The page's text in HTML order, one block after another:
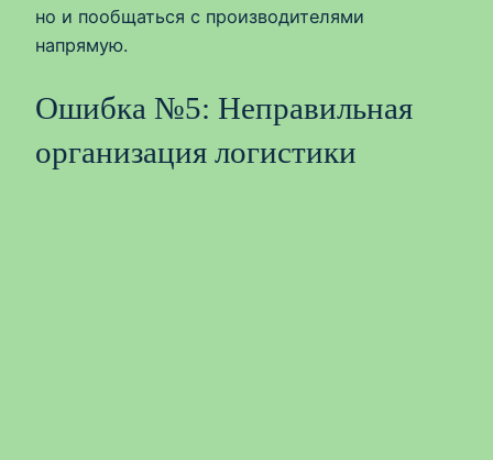
но и пообщаться с производителями
напрямую.
Ошибка №5: Неправильная
организация логистики